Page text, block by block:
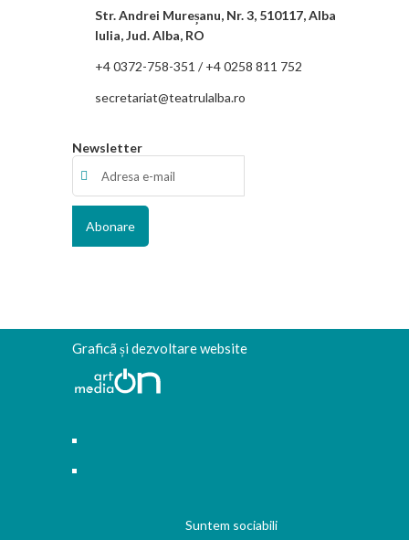
Str. Andrei Mureșanu, Nr. 3, 510117, Alba
Iulia, Jud. Alba, RO
+4 0372-758-351 / +4 0258 811 752
secretariat@teatrulalba.ro
Newsletter
Graficã și dezvoltare website
Suntem sociabili